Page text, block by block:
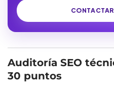
Auditoría SEO
30 puntos